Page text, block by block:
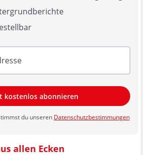
kostenlos abonnieren
du unseren Datenschutzbestimmungen
allen Ecken